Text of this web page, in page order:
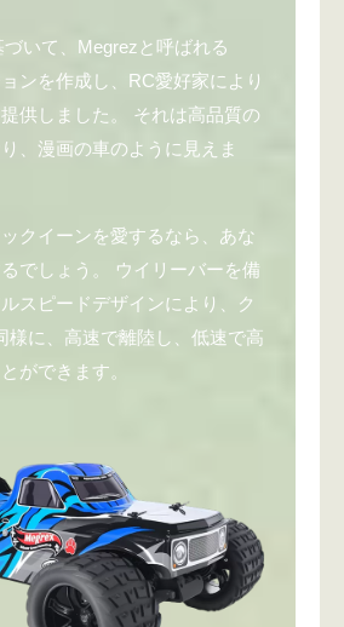
いて、Megrezと呼ばれる
ンを作成し、RC愛好家により
供しました。 それは高品質の
、漫画の車のように見えま
クイーンを愛するなら、あな
でしょう。 ウイリーバーを備
スピードデザインにより、ク
様に、高速で離陸し、低速で高
ができます。